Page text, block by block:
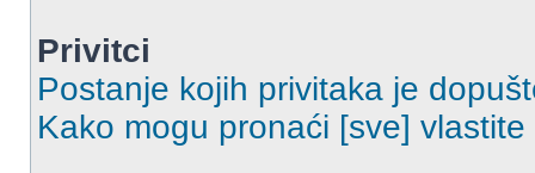
Privitci
Postanje kojih privitaka je
Kako mogu pronaći [sve] vlastite